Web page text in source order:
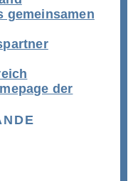
gemeinsamen
der